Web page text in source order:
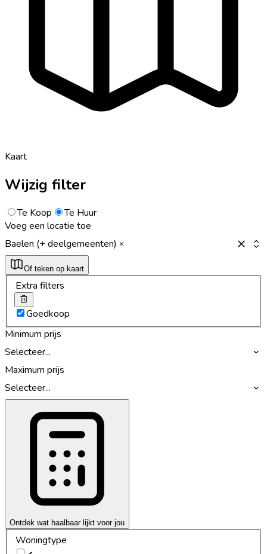
Kaart
Wijzig filter
Te Koop
Te Huur
Voeg een locatie toe
Baelen (+ deelgemeenten)
Of teken op kaart
Extra filters
Goedkoop
Minimum prijs
Selecteer...
Maximum prijs
Selecteer...
Ontdek wat haalbaar lijkt voor jou
Woningtype